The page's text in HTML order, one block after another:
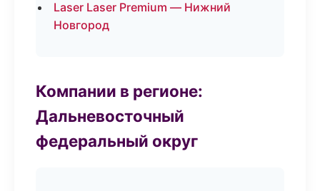
Laser Laser Premium — Нижний
Новгород
Компании в регионе:
Дальневосточный
федеральный округ